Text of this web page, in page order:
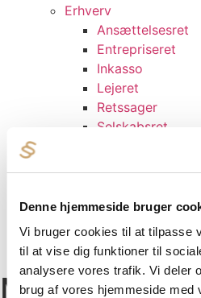
Denne hjemmeside bruger
Vi bruger cookies til at tilpasse
til at vise dig funktioner til
analysere vores trafik. Vi deler
brug af vores hjemmeside med
Erhverv
Ansættelsesret
Entrepriseret
Inkasso
Lejeret
Retssager
Selskabsret
Artikler
Kontakt os
English
Mærke: